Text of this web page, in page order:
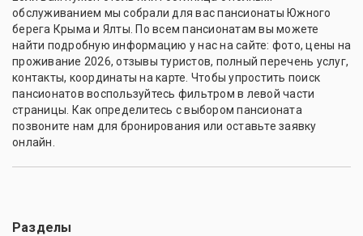
обслуживанием мы собрали для вас пансионаты Южного
берега Крыма и Ялты. По всем пансионатам вы можете
найти подробную информацию у нас на сайте: фото, цены на
проживание 2026, отзывы туристов, полный перечень услуг,
контакты, координаты на карте. Чтобы упростить поиск
пансионатов воспользуйтесь фильтром в левой части
страницы. Как определитесь с выбором пансионата
позвоните нам для бронирования или оставьте заявку
онлайн.
Разделы